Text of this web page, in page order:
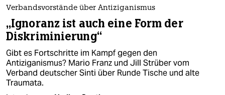
Verbandsvorstände über Antiziganismus
„Ignoranz ist auch eine Form der
Diskriminierung“
Gibt es Fortschritte im Kampf gegen den
Antiziganismus? Mario Franz und Jill Strüber vom
Verband deutscher Sinti über Runde Tische und alte
Traumata.